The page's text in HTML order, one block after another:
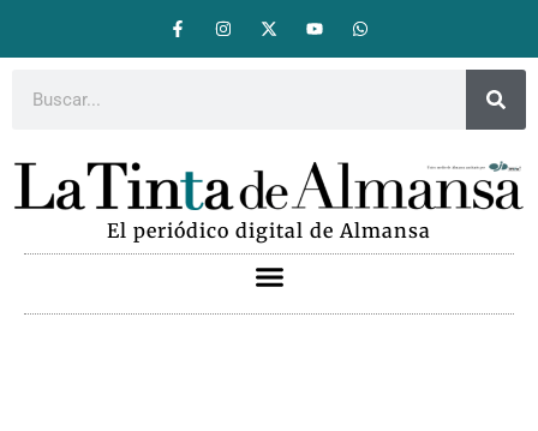
El periódico digital de Almansa